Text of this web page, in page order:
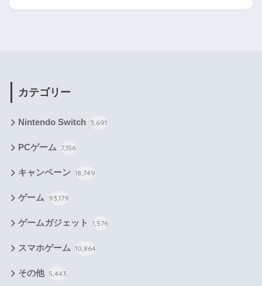
カテゴリー
Nintendo Switch 3,691
PCゲーム 7,156
キャンペーン 18,749
ゲーム 93,179
ゲームガジェット 1,576
スマホゲーム 10,864
その他 5,443